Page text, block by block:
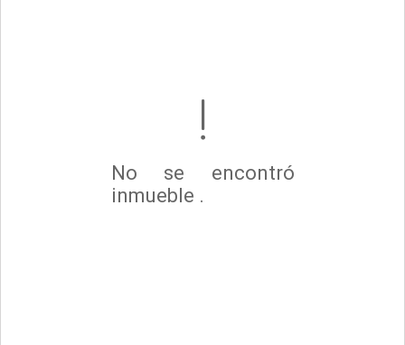
No se encontró
inmueble .